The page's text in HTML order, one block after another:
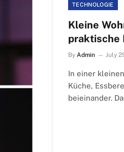
TECHNOLOGIE
Kleine
praktische
By Admin July
In einer
Küche,
beieinander.